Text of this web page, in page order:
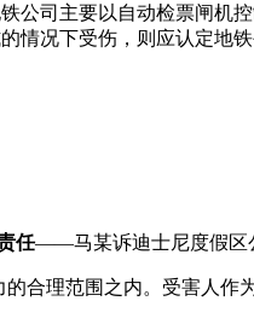
公司主要以自动检票闸机
情况下受伤，则应认定地
任——马某诉迪士尼度假区
合理范围之内。受害人